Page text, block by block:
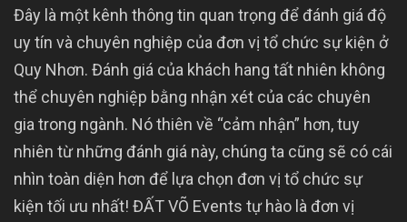
Đây là một kênh thông tin quan trọng để đánh giá độ
uy tín và chuyên nghiệp của đơn vị tổ chức sự kiện ở
Quy Nhơn. Đánh giá của khách hang tất nhiên không
thể chuyên nghiệp bằng nhận xét của các chuyên
gia trong ngành. Nó thiên về “cảm nhận” hơn, tuy
nhiên từ những đánh giá này, chúng ta cũng sẽ có cái
nhìn toàn diện hơn để lựa chọn đơn vị tổ chức sự
kiện tối ưu nhất! ĐẤT VÕ Events tự hào là đơn vị